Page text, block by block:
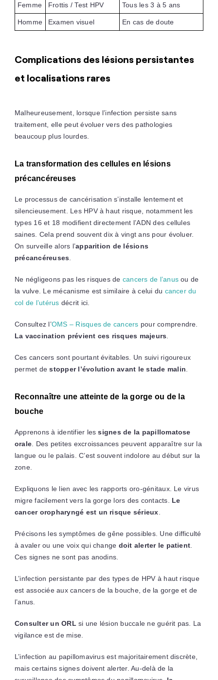
Femme Frottis / Test HPV Tous les 3 à 5 ans
Homme Examen visuel En cas de doute
Complications des lésions persistantes
et localisations rares
Malheureusement, lorsque l’infection persiste sans
traitement, elle peut évoluer vers des pathologies
beaucoup plus lourdes.
La transformation des cellules en lésions
précancéreuses
Le processus de cancérisation s’installe lentement et
silencieusement. Les HPV à haut risque, notamment les
types 16 et 18 modifient directement l’ADN des cellules
saines. Cela prend souvent dix à vingt ans pour évoluer.
On surveille alors l’apparition de lésions
précancéreuses
Ne négligeons pas les risques de cancers de l’anus ou de
la vulve. Le mécanisme est similaire à celui du cancer du
col de l’utérus décrit ici.
Consultez l’OMS – Risques de cancers pour comprendre.
La vaccination prévient ces risques majeurs
Ces cancers sont pourtant évitables. Un suivi rigoureux
permet destopper l’évolution avant le stade malin
Reconnaître une atteinte de la gorge ou de la
bouche
Apprenons à identifier lessignes de la papillomatose
orale . Des petites excroissances peuvent apparaître sur la
langue ou le palais. C’est souvent indolore au début sur la
zone.
Expliquons le lien avec les rapports oro-génitaux. Le virus
migre facilement vers la gorge lors des contacts. Le
cancer oropharyngé est un risque sérieux
Précisons les symptômes de gêne possibles. Une difficulté
à avaler ou une voix qui change doit alerter le patient
Ces signes ne sont pas anodins.
L’infection persistante par des types de HPV à haut risque
est associée aux cancers de la bouche, de la gorge et de
l’anus.
Consulter un ORL si une lésion buccale ne guérit pas. La
vigilance est de mise.
L’infection au papillomavirus est majoritairement discrète,
mais certains signes doivent alerter. Au-delà de la